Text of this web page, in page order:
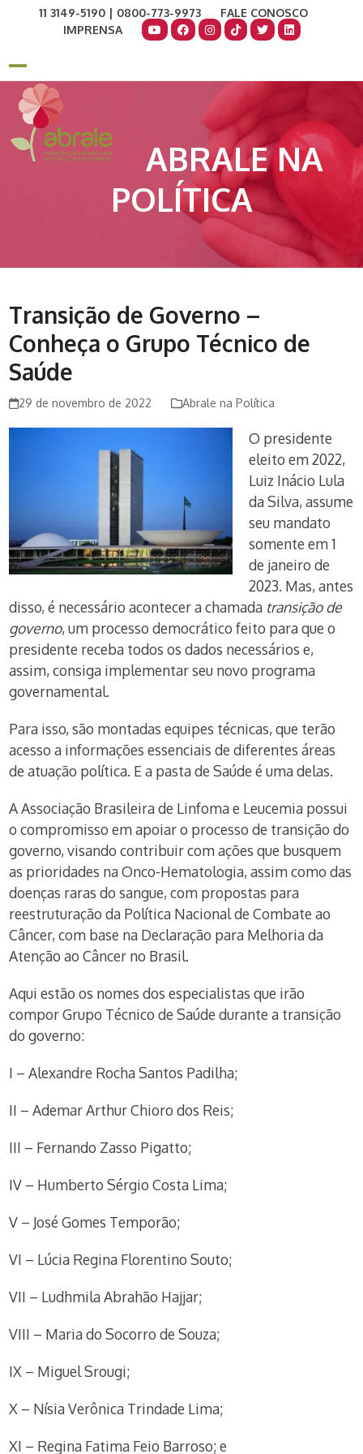
11 3149-5190 | 0800-773-9973
FALE CONOSCO
IMPRENSA
Open
mobile
menu
Close
mobile
menu
ABRALE NA
POLÍTICA
Transição de Governo –
Conheça o Grupo Técnico de
Saúde
29 de novembro de 2022 Abrale na Política
O presidente
eleito em 2022,
Luiz Inácio Lula
da Silva, assume
seu mandato
somente em 1
de janeiro de
2023. Mas, antes
disso, é necessário acontecer a chamada transição de
governo, um processo democrático feito para que o
presidente receba todos os dados necessários e,
assim, consiga implementar seu novo programa
governamental.
Para isso, são montadas equipes técnicas, que terão
acesso a informações essenciais de diferentes áreas
de atuação política. E a pasta de Saúde é uma delas.
A Associação Brasileira de Linfoma e Leucemia possui
o compromisso em apoiar o processo de transição do
governo, visando contribuir com ações que busquem
as prioridades na Onco-Hematologia, assim como das
doenças raras do sangue, com propostas para
reestruturação da Política Nacional de Combate ao
Câncer, com base na Declaração para Melhoria da
Atenção ao Câncer no Brasil.
Aqui estão os nomes dos especialistas que irão
compor Grupo Técnico de Saúde durante a transição
do governo:
I – Alexandre Rocha Santos Padilha;
II – Ademar Arthur Chioro dos Reis;
III – Fernando Zasso Pigatto;
IV – Humberto Sérgio Costa Lima;
V – José Gomes Temporão;
VI – Lúcia Regina Florentino Souto;
VII – Ludhmila Abrahão Hajjar;
VIII – Maria do Socorro de Souza;
IX – Miguel Srougi;
X – Nísia Verônica Trindade Lima;
XI – Regina Fatima Feio Barroso; e